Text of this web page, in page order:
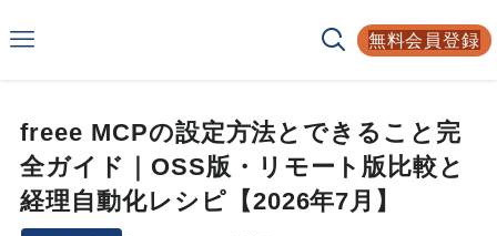
無料会員登録
freee MCPの設定方法とできること完
全ガイド｜OSS版・リモート版比較と
経理自動化レシピ【2026年7月】